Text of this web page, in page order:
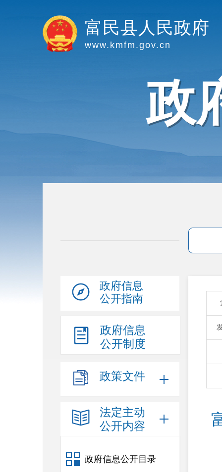
富民县人民政府
www.kmfm.gov.cn
政
政府信息
公开指南
政府信息
公开制度
政策文件
法定主动
公开内容
政府信息公开目录